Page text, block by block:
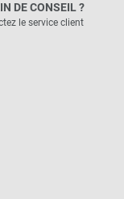
DE CONSEIL ?
le service client